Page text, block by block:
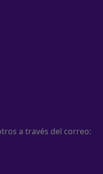
a través del correo: